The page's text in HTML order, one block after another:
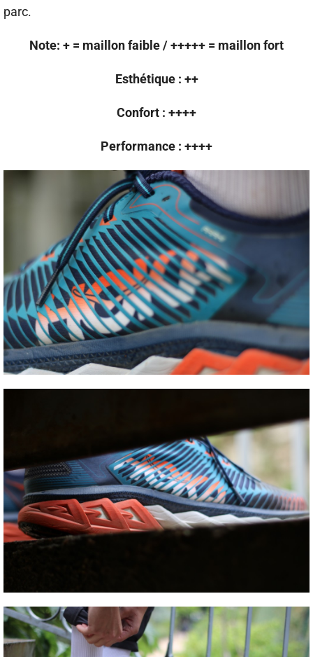
parc.
Note: + = maillon faible / +++++ = maillon fort
Esthétique : ++
Confort : ++++
Performance : ++++